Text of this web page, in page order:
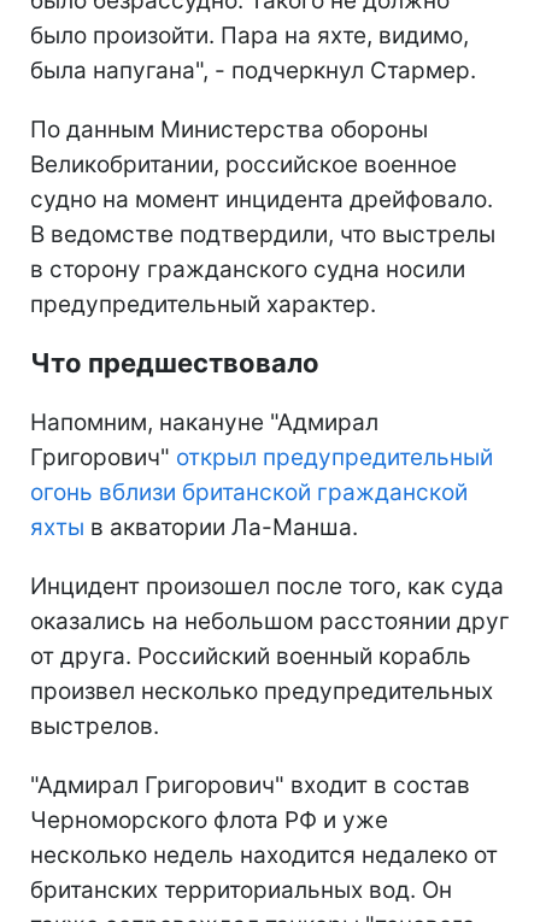
было произойти. Пара на яхте, видимо,
была напугана", - подчеркнул Стармер.
По данным Министерства обороны
Великобритании, российское военное
судно на момент инцидента дрейфовало.
В ведомстве подтвердили, что выстрелы
в сторону гражданского судна носили
предупредительный характер.
Что предшествовало
Напомним, накануне "Адмирал
Григорович" открыл предупредительный
огонь вблизи британской гражданской
яхты в акватории Ла-Манша.
Инцидент произошел после того, как суда
оказались на небольшом расстоянии друг
от друга. Российский военный корабль
произвел несколько предупредительных
выстрелов.
"Адмирал Григорович" входит в состав
Черноморского флота РФ и уже
несколько недель находится недалеко от
британских территориальных вод. Он